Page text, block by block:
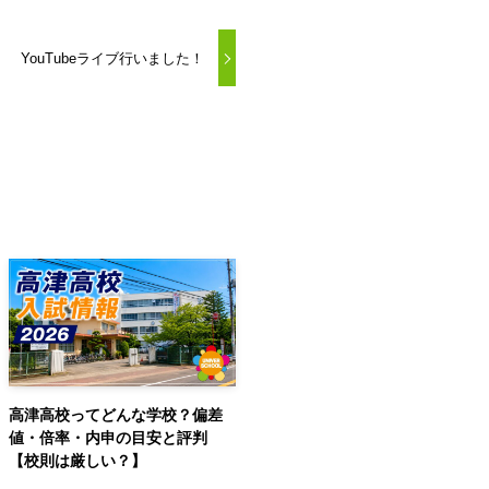
YouTubeライブ行いました！
高津高校ってどんな学校？偏差
値・倍率・内申の目安と評判
【校則は厳しい？】